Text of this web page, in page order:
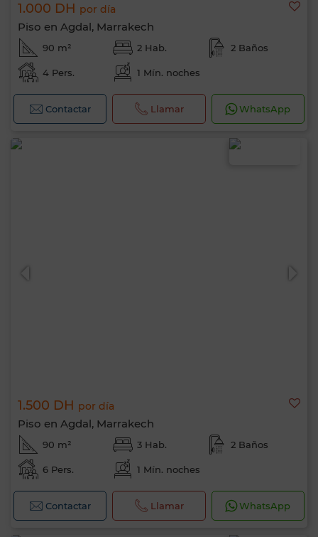
1.000 DH por día
Piso en Agdal, Marrakech
90 m² 2 Hab. 2 Baños
4 Pers. 1 Mín. noches
Contactar Llamar WhatsApp
1.500 DH por día
Piso en Agdal, Marrakech
90 m² 3 Hab. 2 Baños
6 Pers. 1 Mín. noches
Contactar Llamar WhatsApp